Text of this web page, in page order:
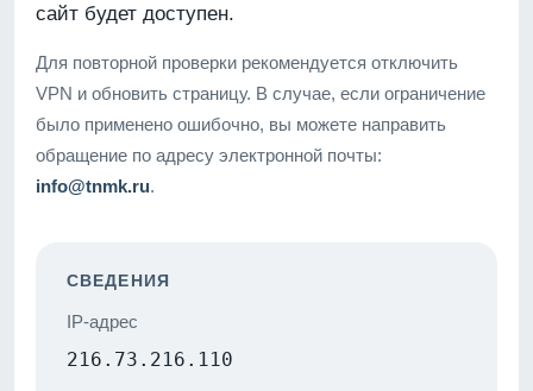
сайт будет доступен.
Для повторной проверки рекомендуется отключить
VPN и обновить страницу. В случае, если ограничение
было применено ошибочно, вы можете направить
обращение по адресу электронной почты:
info@tnmk.ru.
СВЕДЕНИЯ
IP-адрес
216.73.216.110